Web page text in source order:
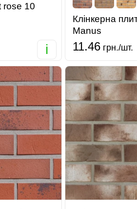
rose 10
i
Клінкерна
Manus
11.46грн./шт.